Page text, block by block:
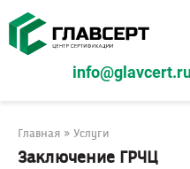
Перейти
контенту
Главная » Услуги
Заключение ГРЧЦ